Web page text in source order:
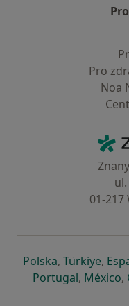
Pro
Noa
01-217
Polskase otevře v
, Türkiyese
,
Portugalse
, México,